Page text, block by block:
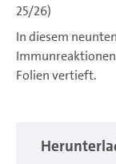
25/26)
In diesem
Folien vertieft.
Liebe